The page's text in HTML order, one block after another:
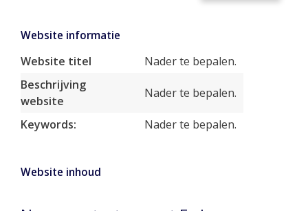
Website informatie
Website titel
Nader te bepalen.
Beschrijving
website
Nader te bepalen.
Keywords: Nader te bepalen.
Website inhoud